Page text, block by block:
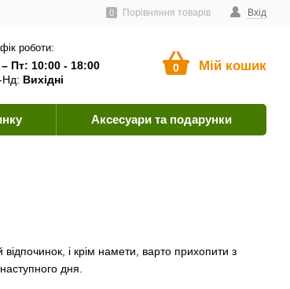
Як оплатити? Вхід
0 Порівняння товарів
роботи:
Пт: 10:00 - 18:00
Вихідні
0 Мій кошик
Аксесуари та подарунки
і крім намети, варто прихопити з
дня.